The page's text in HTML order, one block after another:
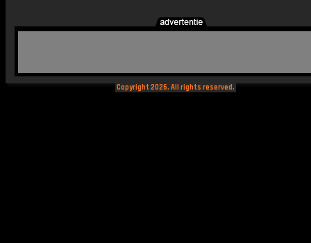
Copyright 2026. All rights reserved.